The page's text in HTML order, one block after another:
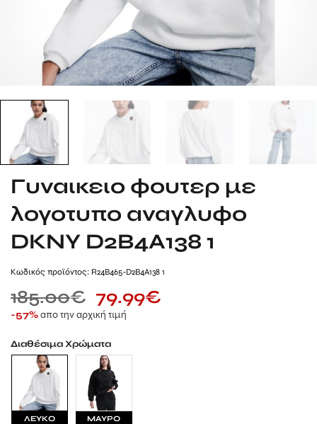
Γυναικειο φουτερ με
λογοτυπο αναγλυφο
DKNY D2B4A138 1
Kωδικός προϊόντος: R24B465-D2B4A138 1
185.00€ 79.99€
-57%απο την αρχική τιμή
Διαθέσιμα Χρώματα
ΛΕΥΚΟ ΜΑΥΡΟ